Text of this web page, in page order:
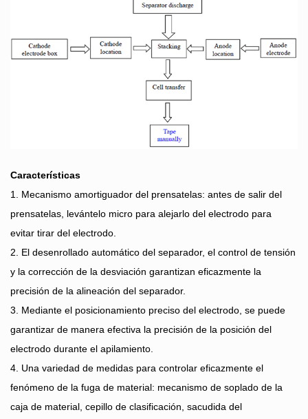
Características
1. Mecanismo amortiguador del prensatelas: antes de salir del
prensatelas, levántelo micro para alejarlo del electrodo para
evitar tirar del electrodo.
2. El desenrollado automático del separador, el control de tensión
y la corrección de la desviación garantizan eficazmente la
precisión de la alineación del separador.
3. Mediante el posicionamiento preciso del electrodo, se puede
garantizar de manera efectiva la precisión de la posición del
electrodo durante el apilamiento.
4. Una variedad de medidas para controlar eficazmente el
fenómeno de la fuga de material: mecanismo de soplado de la
caja de material, cepillo de clasificación, sacudida del